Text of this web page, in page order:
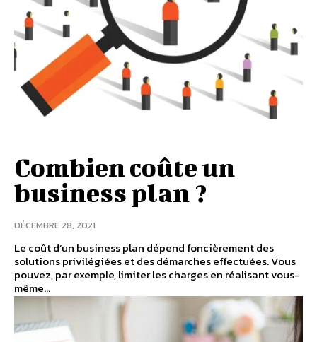
Combien coûte un
business plan ?
DÉCEMBRE 28, 2021
Le coût d’un business plan dépend foncièrement des
solutions privilégiées et des démarches effectuées. Vous
pouvez, par exemple, limiter les charges en réalisant vous-
même...